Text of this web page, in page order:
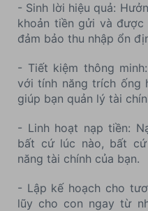
- Sinh lời hiệu quả:
khoản tiền gửi và
đảm bảo thu nhập ổn
- Tiết kiệm thông
với tính năng trích ống
giúp bạn quản lý tài
- Linh hoạt nạp tiền:
bất cứ lúc nào, bất
năng tài chính của bạn.
- Lập kế hoạch cho
lũy cho con ngay từ